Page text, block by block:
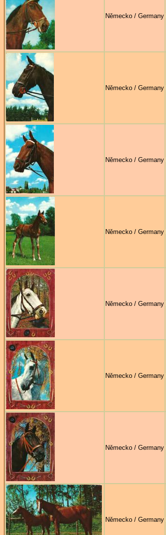
Německo / Germany
Německo / Germany
Německo / Germany
Německo / Germany
Německo / Germany
Německo / Germany
Německo / Germany
Německo / Germany